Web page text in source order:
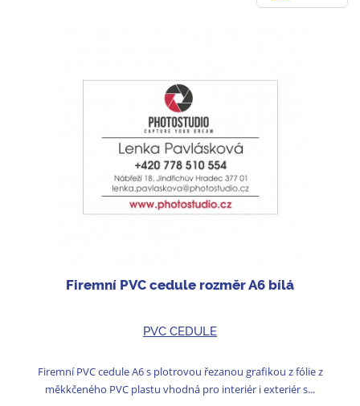
Firemní PVC cedule rozměr A6 bílá
PVC CEDULE
Firemní PVC cedule A6 s plotrovou řezanou grafikou z fólie z
měkkčeného PVC plastu vhodná pro interiér i exteriér s...